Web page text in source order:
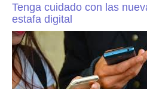
Tenga cuidado con las
estafa digital